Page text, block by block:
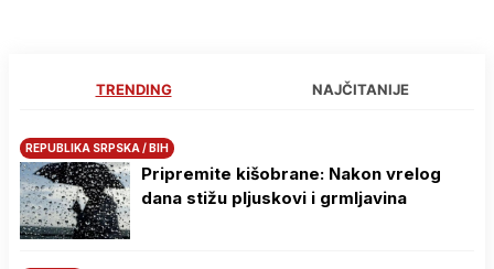
TRENDING NAJČITANIJE
REPUBLIKA SRPSKA / BIH
Pripremite kišobrane: Nakon vrelog
dana stižu pljuskovi i grmljavina